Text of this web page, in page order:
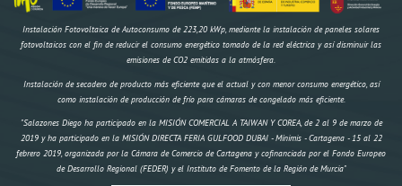
Instalación Fotovoltaica de Autoconsumo de 223,20 kWp, mediante la instalación de paneles solares
fotovoltaicos con el fin de reducir el consumo energético tomado de la red eléctrica y así disminuir las
emisiones de CO2 emitidas a la atmósfera.
Instalación de secadero de producto más eficiente que el actual y con menor consumo energético, así
como instalación de producción de frío para cámaras de congelado más eficiente.
"Salazones Diego ha participado en la MISIÓN COMERCIAL A TAIWAN Y COREA, de 2 al 9 de marzo de
2019 y ha participado en la MISIÓN DIRECTA FERIA GULFOOD DUBAI - Mínimis - Cartagena - 15 al 22
febrero 2019, organizada por la Cámara de Comercio de Cartagena y cofinanciada por el Fondo Europeo
de Desarrollo Regional (FEDER) y el Instituto de Fomento de la Región de Murcia"